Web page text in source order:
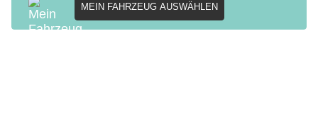
MEIN FAHRZEUG AUSWÄHLEN